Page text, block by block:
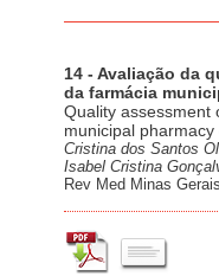
14 - Avaliação da
da farmácia
Quality assessment
municipal
Cristina dos Santos
Isabel Cristina
Rev Med Minas